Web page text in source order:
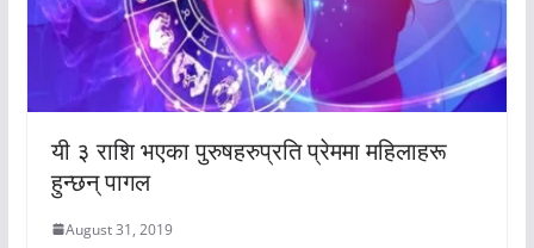
यी ३ राशि भएका पुरुषहरुप्रति प्रेममा महिलाहरू
हुन्छन् पागल
August 31, 2019